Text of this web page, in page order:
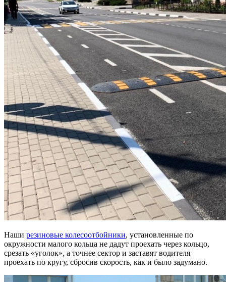
Наши резиновые колесоотбойники, установленные по
окружности малого кольца не дадут проехать через кольцо,
срезать «уголок», а точнее сектор и заставят водителя
проехать по кругу, сбросив скорость, как и было задумано.